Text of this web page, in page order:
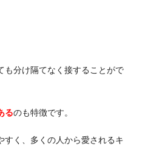
も分け隔てなく接することがで
るのも特徴です。
すく、多くの人から愛されるキ